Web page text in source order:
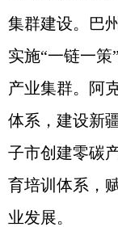
集群建设。巴
实施“一链一
产业集群。阿
体系，建设新
子市创建零碳
育培训体系，
业发展。